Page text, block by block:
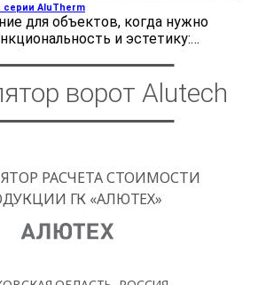
AluTherm
для объектов, когда нужно
и эстетику:…
ворот Alutech